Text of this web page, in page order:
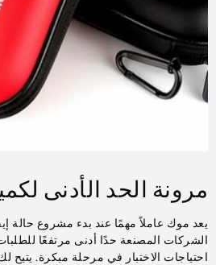
مرونة الحد الأدنى
يعد موك عاملاً مهمًا عند بدء مشروع حالة
الشركات المصنعة حدًا أدنى مرتفعًا